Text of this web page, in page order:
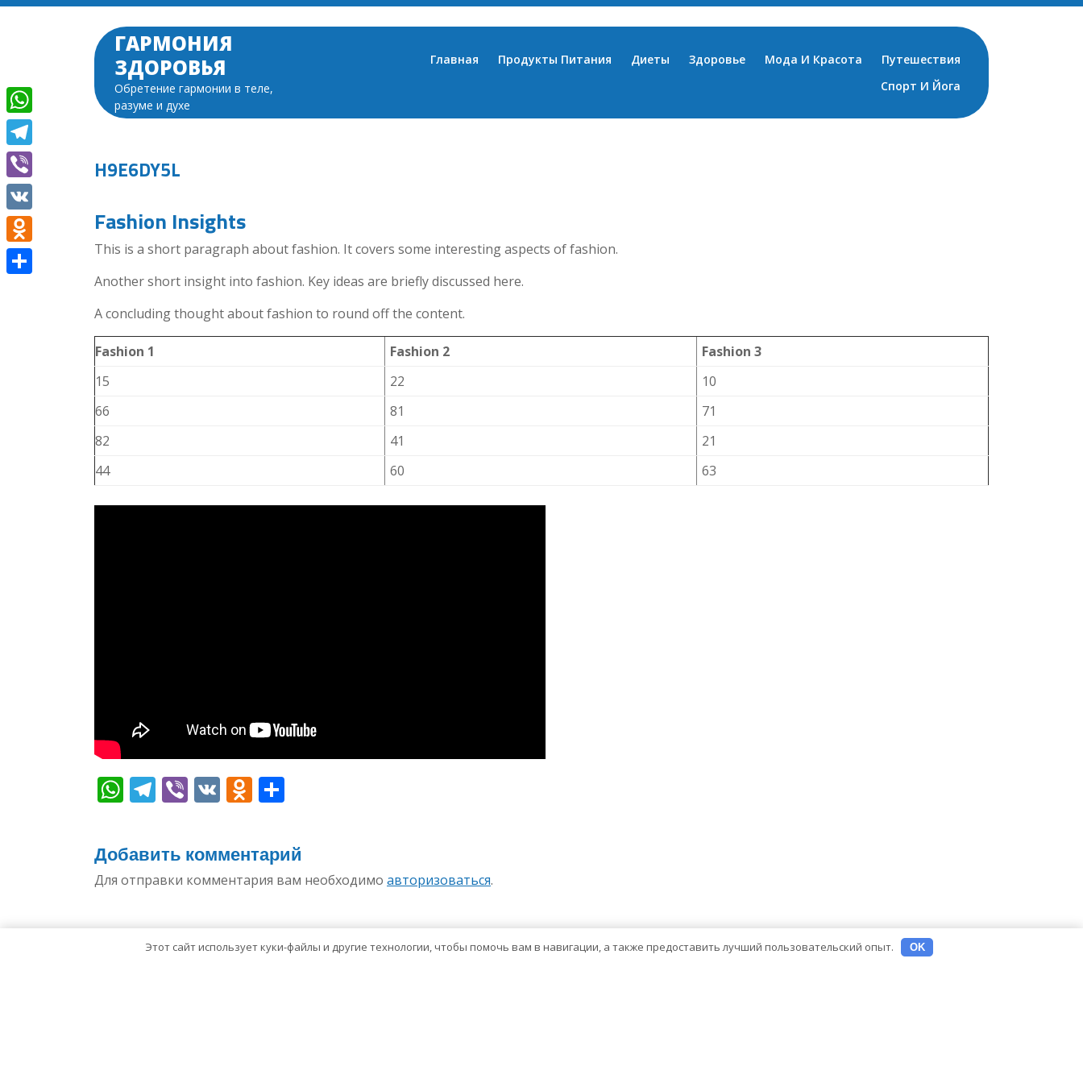
Перейти
ГАРМОНИЯ
ЗДОРОВЬЯ
Обретение гармонии в теле,
разуме и духе
Главная Продукты Питания Диеты Здоровье Мода И Красота
Путешествия
Спорт И Йога
H9E6DY5L
Fashion Insights
This is a short paragraph about fashion. It covers some interesting aspects of fashion.
Another short insight into fashion. Key ideas are briefly discussed here.
A concluding thought about fashion to round off the content.
Fashion 1 Fashion 2
Fashion 3
15
22
10
66
81
71
82
41
21
44
60 63
WhatsApp
Telegram
Viber
VK Odnoklassniki
Добавить комментарий
Для отправки комментария вам необходимо авторизоваться.
WhatsApp
Telegram
Viber
VK
Odnoklassniki
Этот сайт использует куки-файлы и другие технологии, чтобы помочь вам в навигации, а также предоставить лучший пользовательский опыт. OK